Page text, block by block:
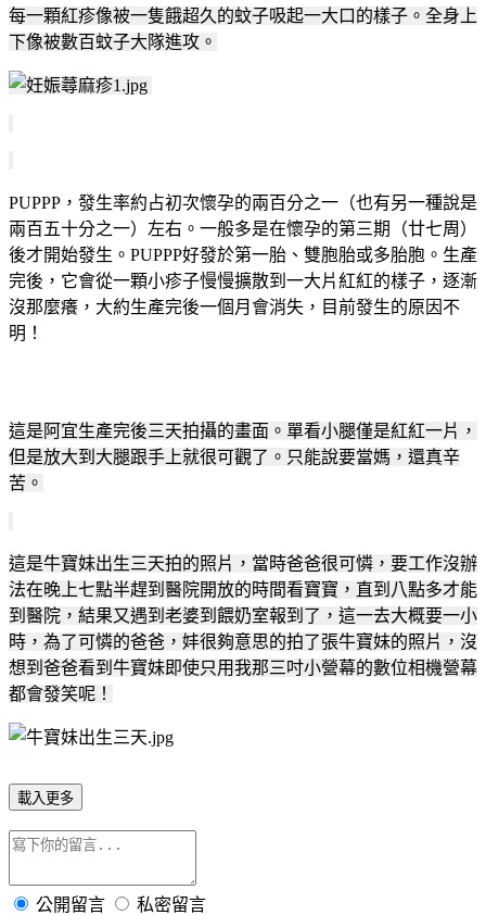
每一顆紅疹像被一隻餓超久的蚊子吸起一大口的樣子。全身上
下像被數百蚊子大隊進攻。
PUPPP ，發生率約占初次懷孕的兩百分之一 （也有另一種說是
兩百五十分之一） 左右。一般多是在懷孕的第三期（廿七周）
後才開始發生。 PUPPP好發於第一胎、雙胞胎或多胎胞。生產
完後 ， 它會從一顆小疹子慢慢擴散到一大片紅紅的樣子 ， 逐漸
沒那麼癢 ，大約生產完後一個月會消失，目前發生的原因不
明！
這是阿宜生產完後三天拍攝的畫面。單看小腿僅是紅紅一片，
但是放大到大腿跟手上就很可觀了。只能說要當媽，還真辛
苦。
這是牛寶妹出生三天拍的照片，當時爸爸很可憐，要工作沒辦
法在晚上七點半趕到醫院開放的時間看寶寶，直到八點多才能
到醫院，結果又遇到老婆到餵奶室報到了，這一去大概要一小
時，為了可憐的爸爸，妦很夠意思的拍了張牛寶妹的照片，沒
想到爸爸看到牛寶妹即使只用我那三吋小營幕的數位相機營幕
都會發笑呢！
載入更多
公開留言 私密留言